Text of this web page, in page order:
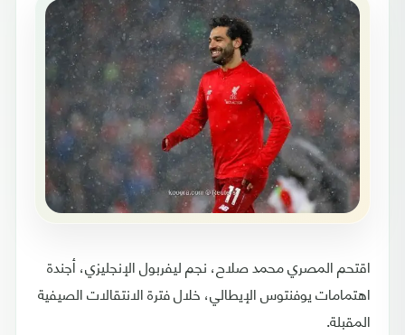
اقتحم المصري محمد صلاح، نجم ليفربول الإنجليزي، أجندة
اهتمامات يوفنتوس الإيطالي، خلال فترة الانتقالات الصيفية
المقبلة.